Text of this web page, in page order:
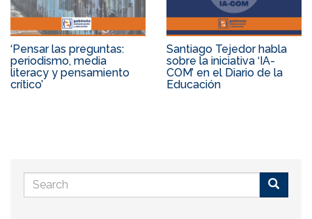
‘Pensar las preguntas:
periodismo, media
literacy y pensamiento
crítico’
Santiago Tejedor habla
sobre la iniciativa ‘IA-
COM’ en el Diario de la
Educación
Search
form